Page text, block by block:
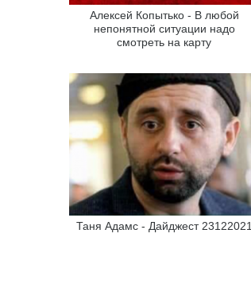
Алексей Копытько - В любой
непонятной ситуации надо
смотреть на карту
Таня Адамс - Дайджест 23122021